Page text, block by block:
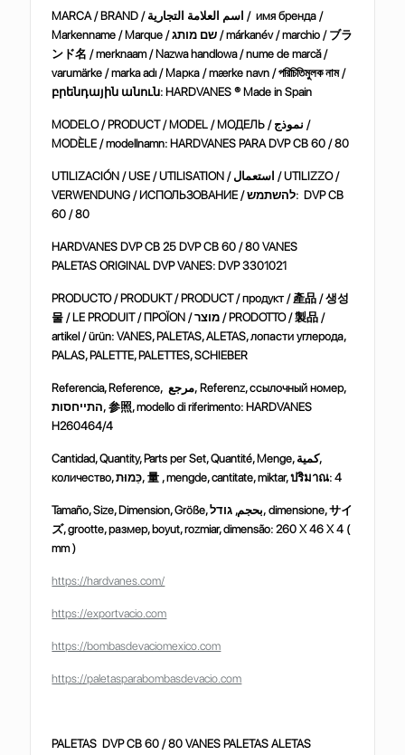
MARCA / BRAND / اسم العلامة التجارية / имя бренда /
Markenname / Marque / שם מותג / márkanév / marchio / ブラ
ンド名 / merknaam / Nazwa handlowa / nume de marcă /
varumärke / marka adı / Марка / mærke navn /পরিচিতিমুলক নাম/
բրենդային անուն: HARDVANES ® Made in Spain
MODELO / PRODUCT / MODEL / МОДЕЛЬ / نموذج /
MODÈLE / modellnamn: HARDVANES PARA DVP CB 60 / 80
UTILIZACIÓN / USE / UTILISATION / استعمال / UTILIZZO /
VERWENDUNG / ИСПОЛЬЗОВАНИЕ / להשתמש: DVP CB
60 / 80
HARDVANES DVP CB 25 DVP CB 60 / 80 VANES
PALETAS ORIGINAL DVP VANES: DVP 3301021
PRODUCTO / PRODUKT / PRODUCT / продукт /產品 /생성
물
/ LE PRODUIT / ΠΡΟΪΟΝ / מוצר / PRODOTTO /製品 /
artikel / ürün: VANES, PALETAS, ALETAS, лопасти углерода,
PALAS, PALETTE, PALETTES, SCHIEBER
Referencia, Reference,مرجع, Referenz,ссылочный номер,
התייחסות,参照, modello di riferimento: HARDVANES
H260464/4
Cantidad, Quantity, Parts per Set, Quantité, Menge, كمية,
количество, כַּמוּת,量 , mengde, cantitate, miktar,ปริมาณ: 4
Tamaño, Size, Dimension, Größe, بحجم, גודל, dimensione,サイ
ズ, grootte, размер, boyut, rozmiar, dimensão: 260 X 46 X 4 (
mm )
https://hardvanes.com/
https://exportvacio.com
https://bombasdevaciomexico.com
https://paletasparabombasdevacio.com
PALETAS DVP CB 60 / 80 VANES PALETAS ALETAS